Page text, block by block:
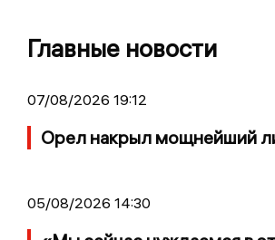
Главные новости
07/08/2026 19:12
Орел накрыл мощнейший
05/08/2026 14:30